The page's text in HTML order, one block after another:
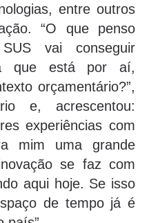
entre outros
“O que penso
vai conseguir
que está por aí,
orçamentário?”,
e, acrescentou:
experiências com
mim uma grande
se faz com
aqui hoje. Se isso
de tempo já é